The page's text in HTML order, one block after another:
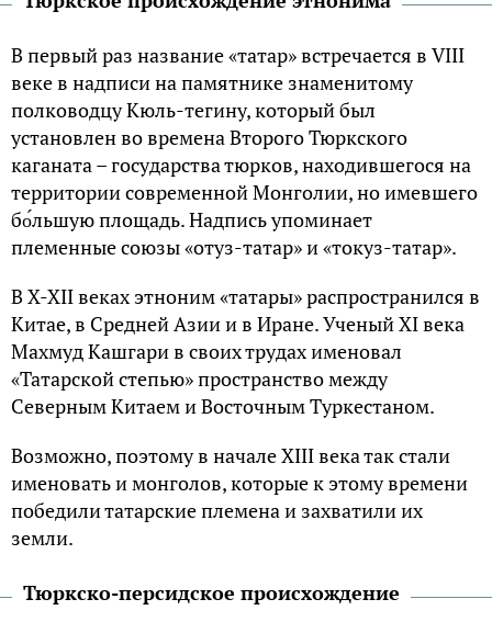
В первый раз название «татар» встречается в VIII
веке в надписи на памятнике знаменитому
полководцу Кюль-тегину, который был
установлен во времена Второго Тюркского
каганата – государства тюрков, находившегося на
территории современной Монголии, но имевшего
бо́льшую площадь. Надпись упоминает
племенные союзы «отуз-татар» и «токуз-татар».
В X-XII веках этноним «татары» распространился в
Китае, в Средней Азии и в Иране. Ученый XI века
Махмуд Кашгари в своих трудах именовал
«Татарской степью» пространство между
Северным Китаем и Восточным Туркестаном.
Возможно, поэтому в начале XIII века так стали
именовать и монголов, которые к этому времени
победили татарские племена и захватили их
земли.
Тюркско-персидское происхождение